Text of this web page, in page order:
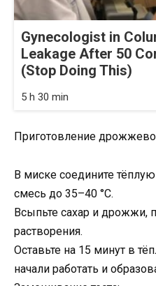
Gynecologist in
Leakage After 50
(Stop Doing This)
5 h 30 min
Приготовление
В миске соедините
смесь до 35–40 °C.
Всыпьте сахар и дрожжи,
растворения.
Оставьте на 15 минут в
начали работать и